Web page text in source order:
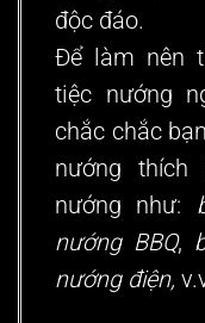
độc đáo.
Để làm nên
tiệc nướng
chắc chắc
nướng thích
nướng như:
nướng BBQ,
nướng điện,